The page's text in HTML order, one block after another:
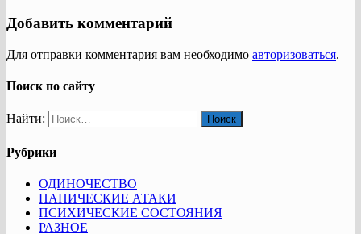
Добавить комментарий
Для отправки комментария вам необходимо авторизоваться.
Поиск по сайту
Найти:
Рубрики
ОДИНОЧЕСТВО
ПАНИЧЕСКИЕ АТАКИ
ПСИХИЧЕСКИЕ СОСТОЯНИЯ
РАЗНОЕ